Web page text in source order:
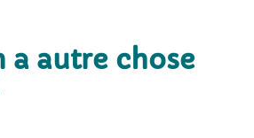
a autre chose